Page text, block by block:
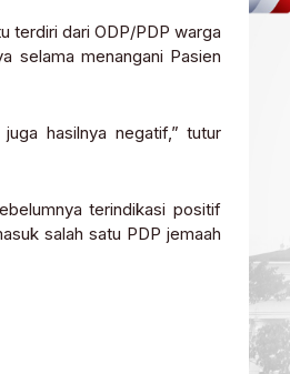
terdiri dari ODP/PDP warga
selama menangani Pasien
hasilnya negatif,” tutur
terindikasi positif
salah satu PDP jemaah